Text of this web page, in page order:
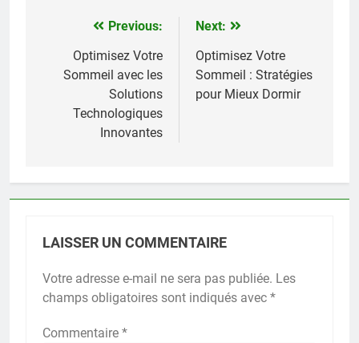
NavigationPrevious:
Optimisez Votre
Sommeil avec les
Solutions
Technologiques
Innovantes
Next:
Optimisez Votre
Sommeil : Stratégies
pour Mieux Dormir
LAISSER UN COMMENTAIRE
Votre adresse e-mail ne sera pas publiée. Les
champs obligatoires sont indiqués avec *
Commentaire *